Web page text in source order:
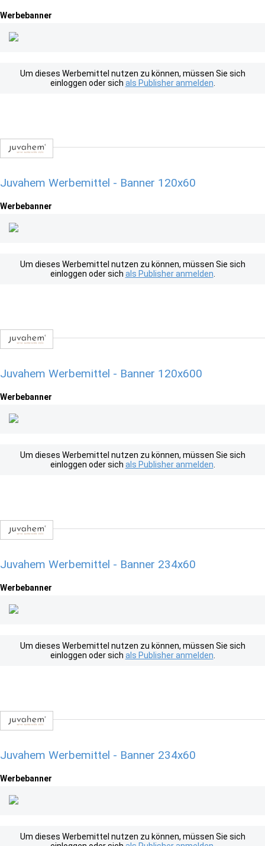
Werbebanner
Um dieses Werbemittel nutzen zu können, müssen Sie sich
einloggen oder sich als Publisher anmelden
Juvahem Werbemittel - Banner 120x60
Werbebanner
Um dieses Werbemittel nutzen zu können, müssen Sie sich
einloggen oder sich als Publisher anmelden
Juvahem Werbemittel - Banner 120x600
Werbebanner
Um dieses Werbemittel nutzen zu können, müssen Sie sich
einloggen oder sich als Publisher anmelden
Juvahem Werbemittel - Banner 234x60
Werbebanner
Um dieses Werbemittel nutzen zu können, müssen Sie sich
einloggen oder sich als Publisher anmelden
Juvahem Werbemittel - Banner 234x60
Werbebanner
Um dieses Werbemittel nutzen zu können, müssen Sie sich